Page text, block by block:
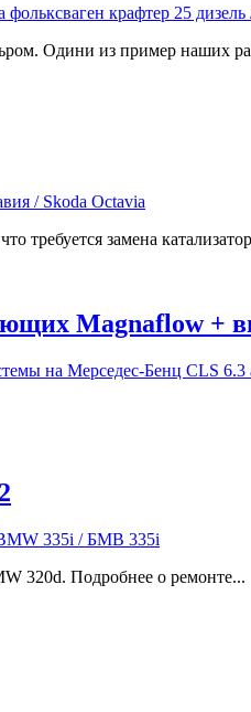
Одини из пример наших
требуется замена
Magnaflow +
320d. Подробнее о ремонте...